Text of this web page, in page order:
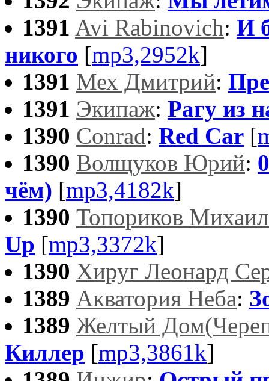
1391 Avi Rabinovich: И
никого [mp3,2952k]
1391 Мех Дмитрий:
1391 Экипаж: Рагу из
1390 Conrad: Red Car [
1390 Волщуков Юрий:
чём) [mp3,4182k]
1390 Топориков
Up [mp3,3372k]
1390 Хируг Леонард
1389 Акватория Неба:
1389 Желтый
Киллер [mp3,3861k]